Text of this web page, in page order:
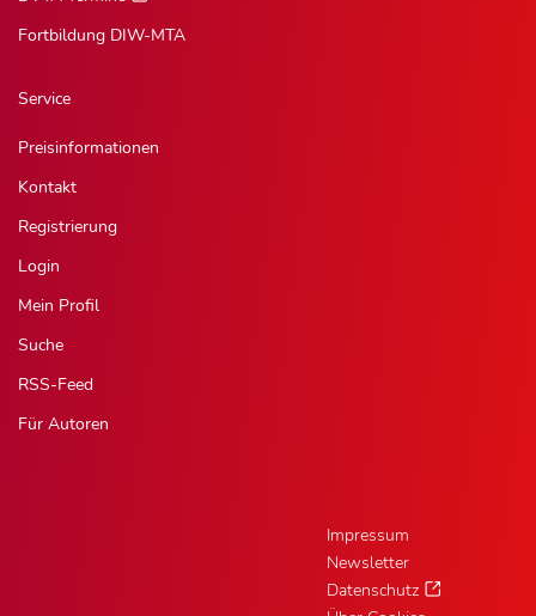
Fortbildung DIW-MTA
Service
Preisinformationen
Kontakt
Registrierung
Login
Mein Profil
Suche
RSS-Feed
Für Autoren
Impressum
Newsletter
Datenschutz